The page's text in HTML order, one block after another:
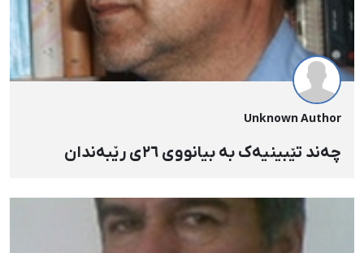
Unknown Author
چەند تێبینیەک بە بیانووی ٢٦ی رێبەندان